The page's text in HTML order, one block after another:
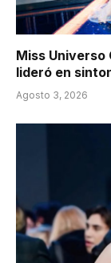
Miss Universo
lideró en
Agosto 3, 2026